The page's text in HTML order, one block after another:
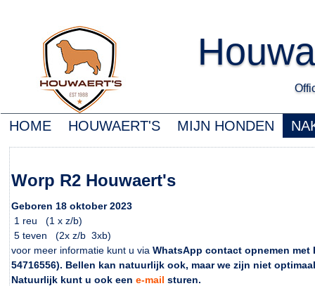
HOME HOUWAERT'S MIJN HONDEN
Worp R2 Houwaert's
Geboren 18 oktober 2023
1 reu (1 x z/b)
5 teven (2x z/b 3xb)
voor meer informatie kunt u via WhatsApp contact opnemen met
54716556). Bellen kan natuurlijk ook, maar we zijn niet
Natuurlijk kunt u ook een e-mail sturen.